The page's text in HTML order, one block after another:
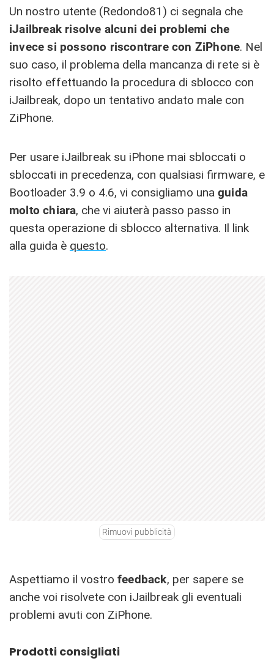
Un nostro utente (Redondo81) ci segnala che
iJailbreak risolve alcuni dei problemi che
invece si possono riscontrare con ZiPhone. Nel
suo caso, il problema della mancanza di rete si è
risolto effettuando la procedura di sblocco con
iJailbreak, dopo un tentativo andato male con
ZiPhone.
Per usare iJailbreak su iPhone mai sbloccati o
sbloccati in precedenza, con qualsiasi firmware, e
Bootloader 3.9 o 4.6, vi consigliamo una guida
molto chiara, che vi aiuterà passo passo in
questa operazione di sblocco alternativa. Il link
alla guida è questo.
Rimuovi pubblicità
Aspettiamo il vostro feedback, per sapere se
anche voi risolvete con iJailbreak gli eventuali
problemi avuti con ZiPhone.
Prodotti consigliati